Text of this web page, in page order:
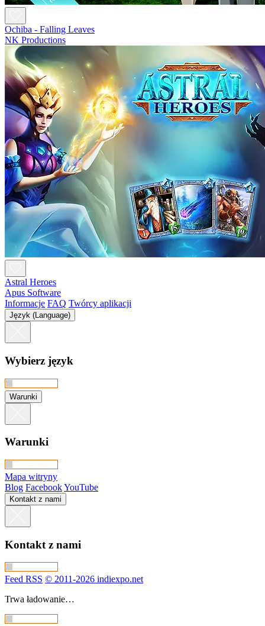
Ochiba - Falling Leaves
NK Productions
Astral Heroes
Apus Software
Informacje FAQ Twórcy aplikacji
Język (Language)
Wybierz język
Warunki
Warunki
Mapa witryny
Blog FacebookYouTube
Kontakt z nami
Kontakt z nami
Feed RSS © 2011-2026 indiexpo.net
Trwa ładowanie…